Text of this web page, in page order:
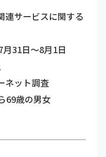
連サービスに関する
31日～8月1日
ネット調査
69歳の男女